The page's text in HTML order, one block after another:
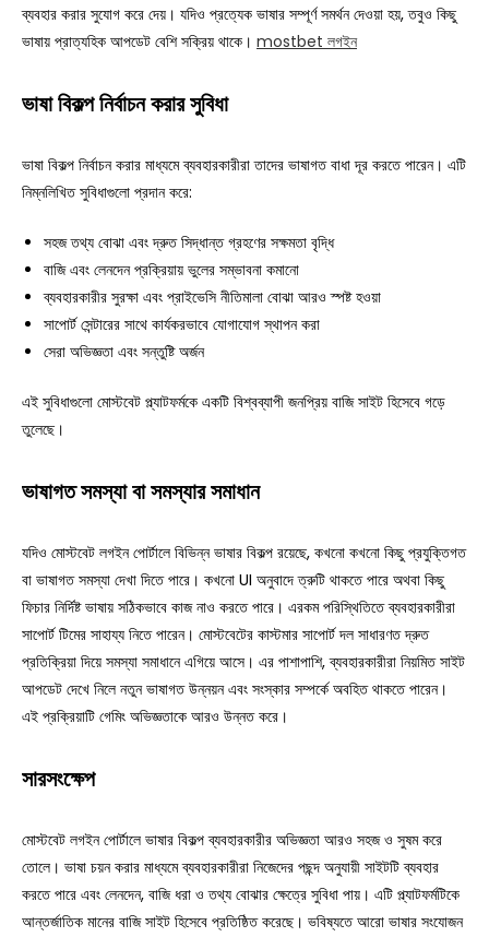
ব্যবহার করার সুযোগ করে দেয়। যদিও প্রত্যেক ভাষার সম্পূর্ণ সমর্থন দেওয়া হয়, তবুও কিছু
ভাষায় প্রাত্যহিক আপডেট বেশি সক্রিয় থাকে। mostbet লগইন
ভাষা বিকল্প নির্বাচন করার সুবিধা
ভাষা বিকল্প নির্বাচন করার মাধ্যমে ব্যবহারকারীরা তাদের ভাষাগত বাধা দূর করতে পারেন। এটি
নিম্নলিখিত সুবিধাগুলো প্রদান করে:
সহজ তথ্য বোঝা এবং দ্রুত সিদ্ধান্ত গ্রহণের সক্ষমতা বৃদ্ধি
বাজি এবং লেনদেন প্রক্রিয়ায় ভুলের সম্ভাবনা কমানো
ব্যবহারকারীর সুরক্ষা এবং প্রাইভেসি নীতিমালা বোঝা আরও স্পষ্ট হওয়া
সাপোর্ট সেন্টারের সাথে কার্যকরভাবে যোগাযোগ স্থাপন করা
সেরা অভিজ্ঞতা এবং সন্তুষ্টি অর্জন
এই সুবিধাগুলো মোস্টবেট প্ল্যাটফর্মকে একটি বিশ্বব্যাপী জনপ্রিয় বাজি সাইট হিসেবে গড়ে
তুলেছে।
ভাষাগত সমস্যা বা সমস্যার সমাধান
যদিও মোস্টবেট লগইন পোর্টালে বিভিন্ন ভাষার বিকল্প রয়েছে, কখনো কখনো কিছু প্রযুক্তিগত
বা ভাষাগত সমস্যা দেখা দিতে পারে। কখনো UI অনুবাদে ত্রুটি থাকতে পারে অথবা কিছু
ফিচার নির্দিষ্ট ভাষায় সঠিকভাবে কাজ নাও করতে পারে। এরকম পরিস্থিতিতে ব্যবহারকারীরা
সাপোর্ট টিমের সাহায্য নিতে পারেন। মোস্টবেটের কাস্টমার সাপোর্ট দল সাধারণত দ্রুত
প্রতিক্রিয়া দিয়ে সমস্যা সমাধানে এগিয়ে আসে। এর পাশাপাশি, ব্যবহারকারীরা নিয়মিত সাইট
আপডেট দেখে নিলে নতুন ভাষাগত উন্নয়ন এবং সংস্কার সম্পর্কে অবহিত থাকতে পারেন।
এই প্রক্রিয়াটি গেমিং অভিজ্ঞতাকে আরও উন্নত করে।
সারসংক্ষেপ
মোস্টবেট লগইন পোর্টালে ভাষার বিকল্প ব্যবহারকারীর অভিজ্ঞতা আরও সহজ ও সুষম করে
তোলে। ভাষা চয়ন করার মাধ্যমে ব্যবহারকারীরা নিজেদের পছন্দ অনুযায়ী সাইটটি ব্যবহার
করতে পারে এবং লেনদেন, বাজি ধরা ও তথ্য বোঝার ক্ষেত্রে সুবিধা পায়। এটি প্ল্যাটফর্মটিকে
আন্তর্জাতিক মানের বাজি সাইট হিসেবে প্রতিষ্ঠিত করেছে। ভবিষ্যতে আরো ভাষার সংযোজন